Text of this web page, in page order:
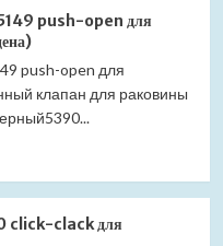
push-open для
push-open для
клапан для раковины
click-clack для